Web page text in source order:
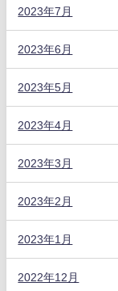
2023年7月
2023年6月
2023年5月
2023年4月
2023年3月
2023年2月
2023年1月
2022年12月